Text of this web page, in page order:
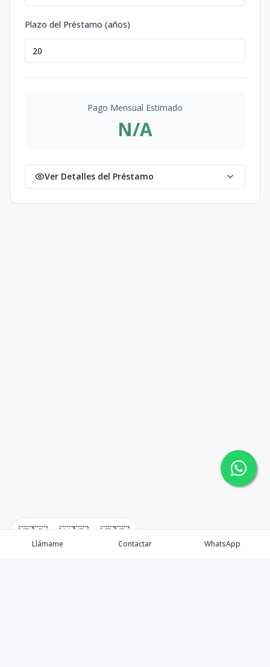
🇪🇸 🇺🇸 🇫🇷
Plazo del Préstamo (años)
Pago Mensual Estimado
N/A
Ver Detalles del Préstamo
Llámame Contactar WhatsApp